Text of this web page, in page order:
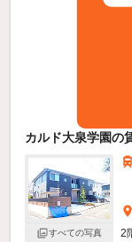
カルド大泉学園の
すべての写真
2